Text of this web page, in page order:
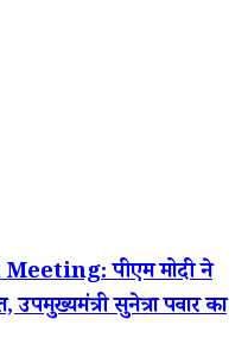
पीएम मोदी ने
उपमुख्यमंत्री सुनेत्रा पवार का